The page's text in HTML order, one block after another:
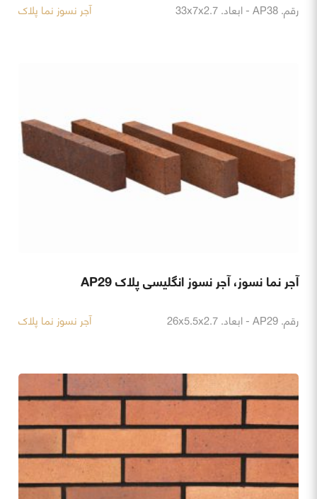
رقم. AP38 - ابعاد. 33x7x2.7 آجر نسوز نما پلاک
آجر نما نسوز، آجر نسوز انگلیسی پلاک AP29
رقم. AP29 - ابعاد. 26x5.5x2.7 آجر نسوز نما پلاک